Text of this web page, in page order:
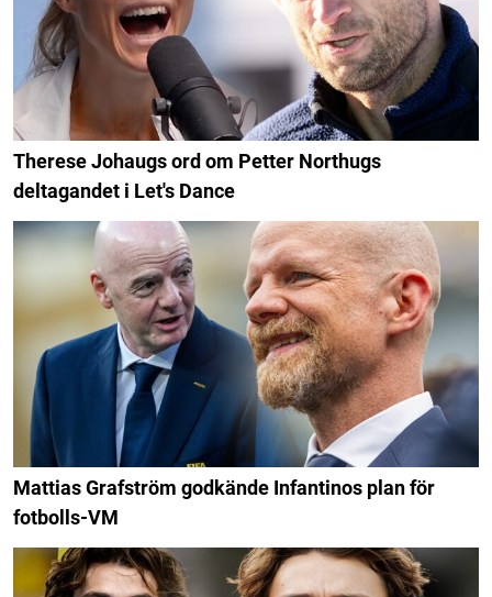
Therese Johaugs ord om Petter Northugs
deltagandet i Let's Dance
Mattias Grafström godkände Infantinos plan för
fotbolls-VM